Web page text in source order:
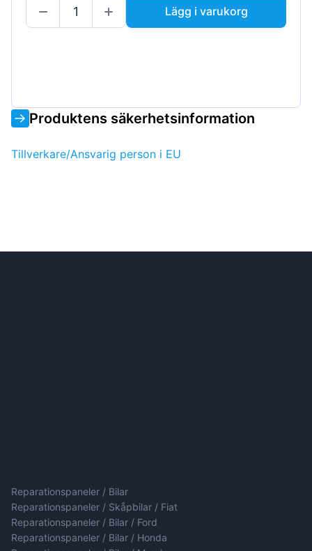
Lägg i varukorg
Produktens säkerhetsinformation
Tillverkare/Ansvarig person i EU
Reparationspaneler / Bilar
Reparationspaneler / Skåpbilar / Fiat
Reparationspaneler / Bilar / Ford
Reparationspaneler / Bilar / Honda